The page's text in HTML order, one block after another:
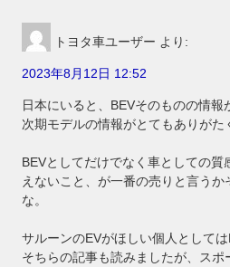
トヨタ車ユーザー より:
2023年8月12日 12:52
日本にいると、BEVそのものの情
次期モデルの情報がとてもありがた
BEVとしてだけでなく車としての
えないこと、が一番の売りと言う
な。
サルーンのEVがほしい個人としては
そちらの記事も読みましたが、ス